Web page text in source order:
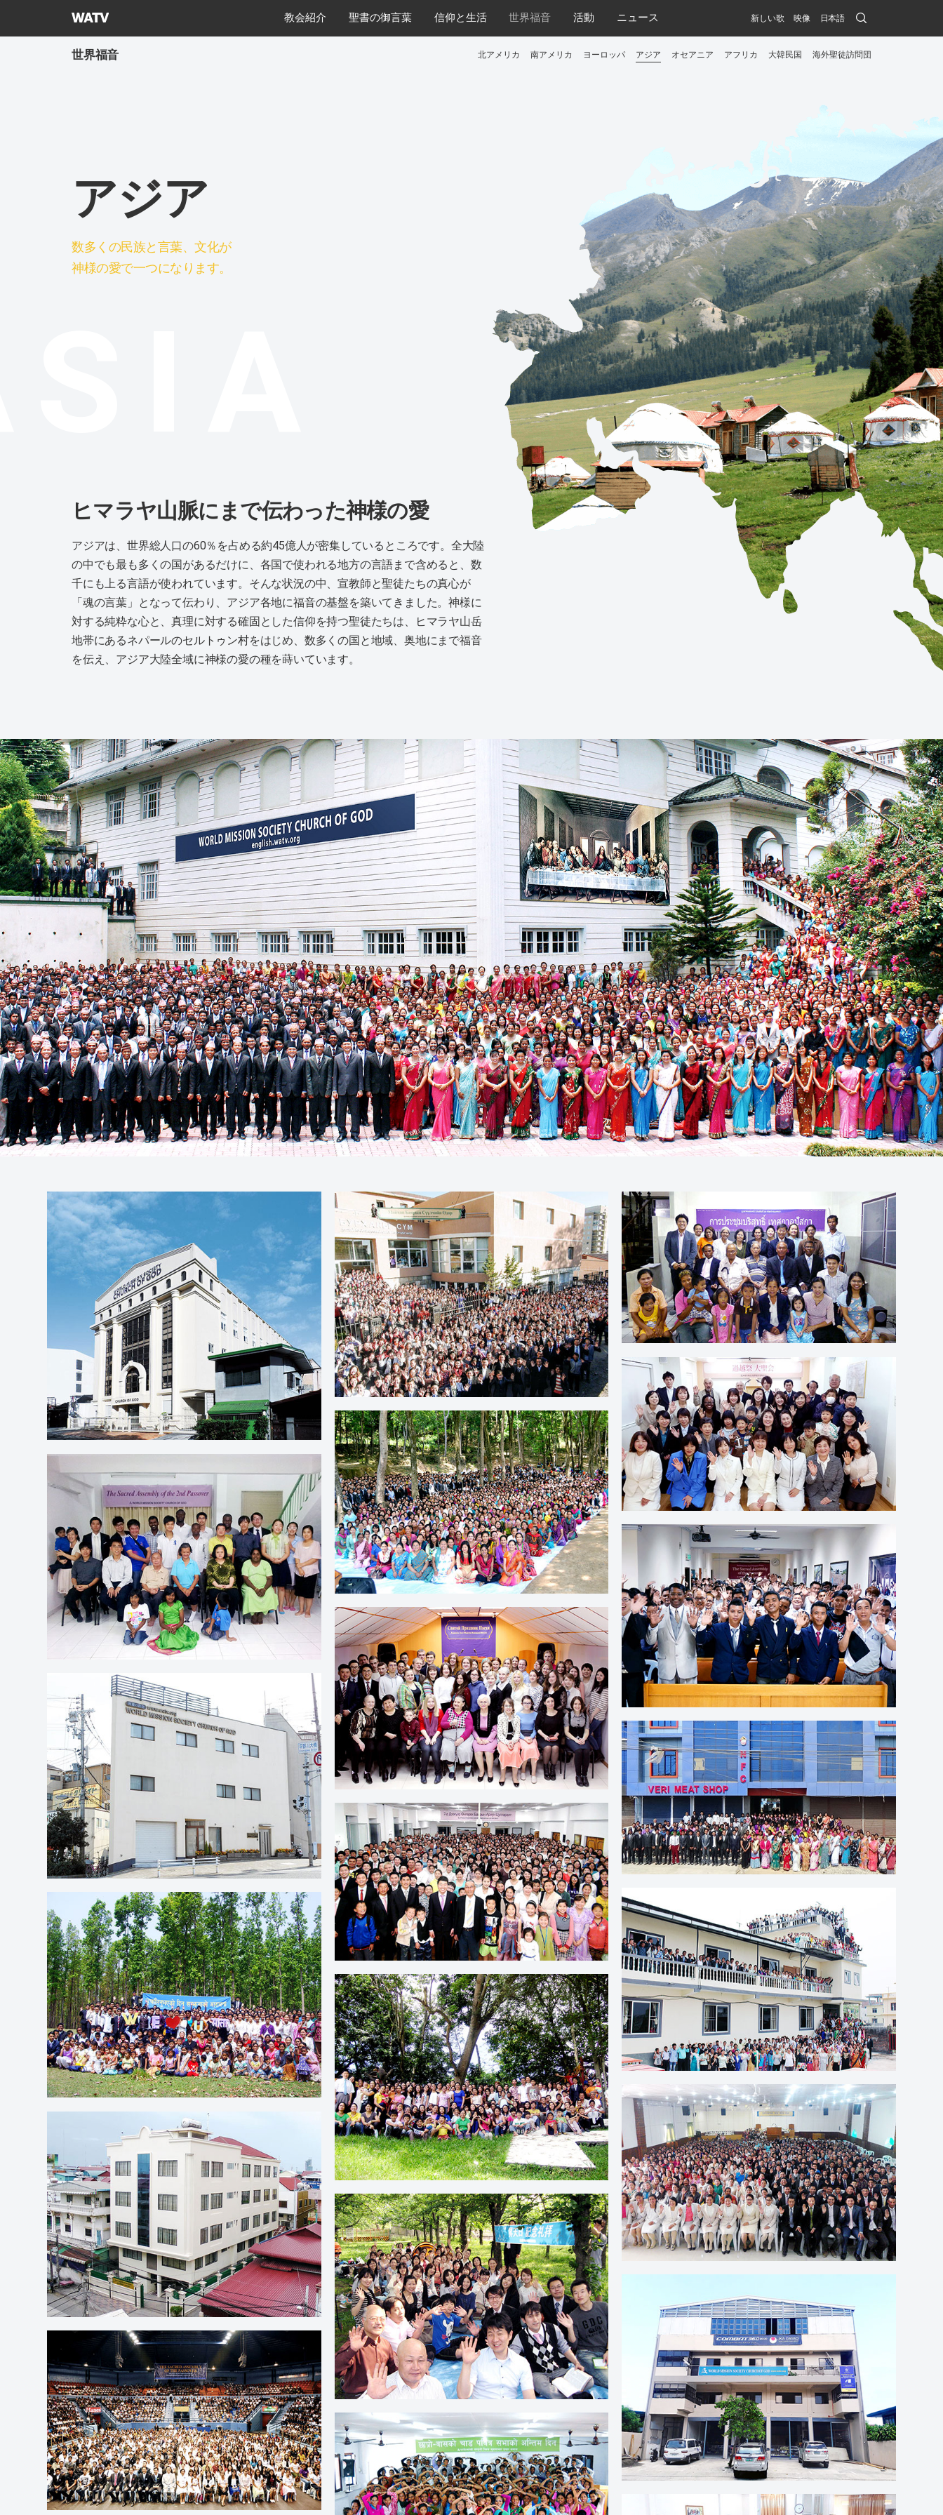
神
の
教
教会紹介 ​聖書の御言葉 ​信仰と生活 世界福音 活動 ニュース 新しい歌 映像 日本語 Search
Submit
世界福音 北アメリカ 南アメリカ ヨーロッパ アジア オセアニア アフリカ 大韓民国
海外聖徒訪問団
アジア
数多くの民族と言葉、文化が
神様の愛で一つになります。
ヒマラヤ山脈にまで伝わった神様の愛
アジアは、世界総人口の60％を占める約45億人が密集しているところです。全大陸
の中でも最も多くの国があるだけに、各国で使われる地方の言語まで含めると、数
千にも上る言語が使われています。そんな状況の中、宣教師と聖徒たちの真心が
「魂の言葉」となって伝わり、アジア各地に福音の基盤を築いてきました。神様に
対する純粋な心と、真理に対する確固とした信仰を持つ聖徒たちは、ヒマラヤ山岳
地帯にあるネパールのセルトゥン村をはじめ、数多くの国と地域、奥地にまで福音
を伝え、アジア大陸全域に神様の愛の種を蒔いています。